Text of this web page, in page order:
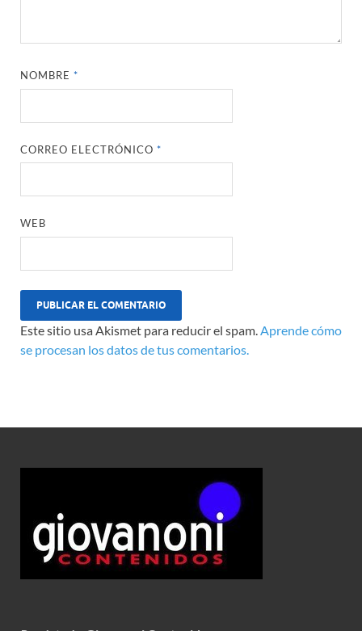
NOMBRE*
CORREO ELECTRÓNICO*
WEB
Este sitio usa Akismet para reducir el spam. Aprende cómo
se procesan los datos de tus comentarios.